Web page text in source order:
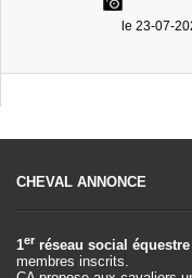
le 23-07-
CHEVAL ANNONCE
1er réseau social équestre
membres inscrits.